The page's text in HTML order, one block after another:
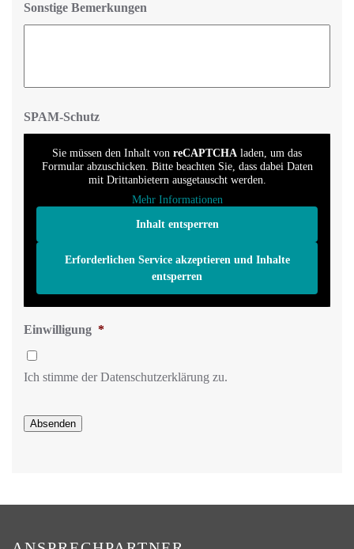
Sonstige Bemerkungen
SPAM-Schutz
Sie müssen den Inhalt von reCAPTCHA laden, um das
Formular abzuschicken. Bitte beachten Sie, dass dabei Daten
mit Drittanbietern ausgetauscht werden.
Mehr Informationen
Inhalt entsperren
Erforderlichen Service akzeptieren und Inhalte
entsperren
Einwilligung *
Ich stimme der Datenschutzerklärung zu.
Absenden